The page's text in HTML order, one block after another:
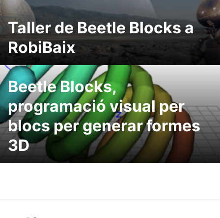
Taller de Beetle Blocks a
RobiBaix
Beetle Blocks,
programació visual per
blocs per generar formes
3D